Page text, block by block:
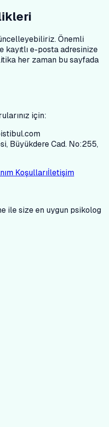
Önemli
kayıtlı e-posta adresinize
her zaman bu sayfada
için:
Büyükdere Cad. No:255,
Koşullarıİletişim
ile size en uygun psikolog